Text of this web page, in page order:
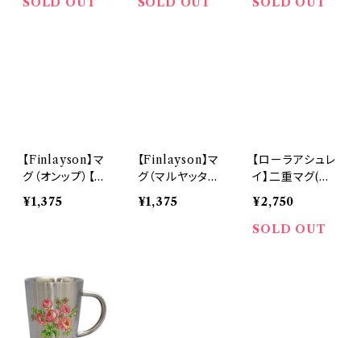
【Finlayson】マ
グ（オンップ）【FI
N50】
¥1,375
【Finlayson】マ
グ（マルヤッタ）
【FIN50】
¥1,375
【ローラアシュレ
イ】二重マグ(ホ
ワイト)【Josett
e】
¥2,750
SOLD OUT